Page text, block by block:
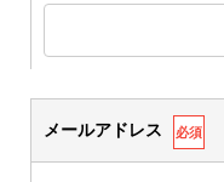
メールアドレス 必須